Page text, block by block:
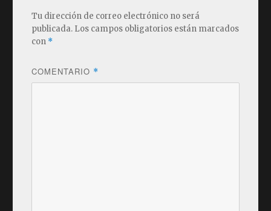
Tu dirección de correo electrónico no será
publicada. Los campos obligatorios están marcados
con *
COMENTARIO *